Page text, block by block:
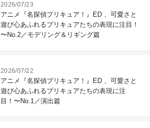
2026/07/23
アニメ『名探偵プリキュア！』ED 、可愛さと
遊び心あふれるプリキュアたちの表現に注目！
〜No.2／モデリング＆リギング篇
2026/07/22
アニメ『名探偵プリキュア！』ED 、可愛さと
遊び心あふれるプリキュアたちの表現に注
目！〜No.1／演出篇